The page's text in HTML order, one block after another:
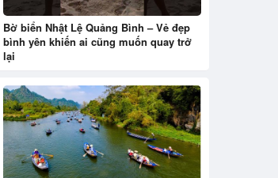
Bờ biển Nhật Lệ Quảng Bình – Vẻ đẹp
bình yên khiến ai cũng muốn quay trở
lại